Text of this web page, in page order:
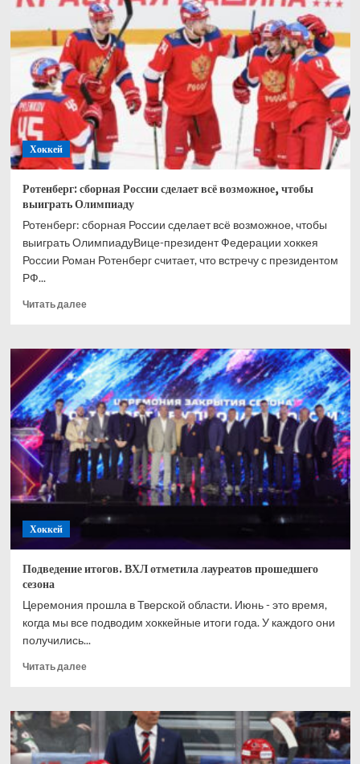
грабителях
его
квартиры:
жалко
пацана,
ему
светит
срок
Хоккей
Ротенберг: сборная России сделает всё возможное, чтобы
выиграть Олимпиаду
Ротенберг: сборная России сделает всё возможное, чтобы
выиграть ОлимпиадуВице-президент Федерации хоккея
России Роман Ротенберг считает, что встречу с президентом
РФ...
Читать далееПрочитать
Ротенберг:
сборная
России
сделает
всё
возможное,
чтобы
выиграть
Олимпиаду
Хоккей
Подведение итогов. ВХЛ отметила лауреатов прошедшего
сезона
Церемония прошла в Тверской области. Июнь - это время,
когда мы все подводим хоккейные итоги года. У каждого они
получились...
Читать далееПрочитать
Подведение
итогов.
отметила